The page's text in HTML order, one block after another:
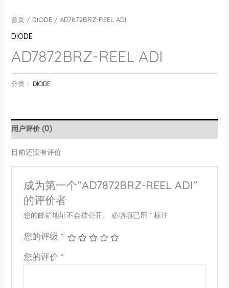
首页/ DIODE/ AD7872BRZ-REEL ADI
DIODE
AD7872BRZ-REEL ADI
分类： DIODE
用户评价 (0)
目前还没有评价
成为第一个“AD7872BRZ-REEL ADI”
的评价者
您的邮箱地址不会被公开。 必填项已用 *标注
您的评级 *
您的评价 *